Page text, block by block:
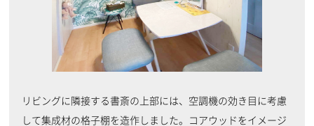
リビングに隣接する書斎の上部には、空調機の効き目に考慮
して集成材の格子棚を造作しました。コアウッドをイメージ